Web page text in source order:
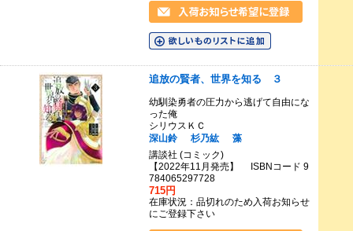
追放の賢者、世界を知る ３
幼馴染勇者の圧力から逃げて自由にな
った俺
シリウスＫＣ
深山鈴
杉乃紘
藻
講談社 (コミック)
【2022年11月発売】 ISBNコード 9
784065297728
715円
在庫状況：品切れのため入荷お知らせ
にご登録下さい